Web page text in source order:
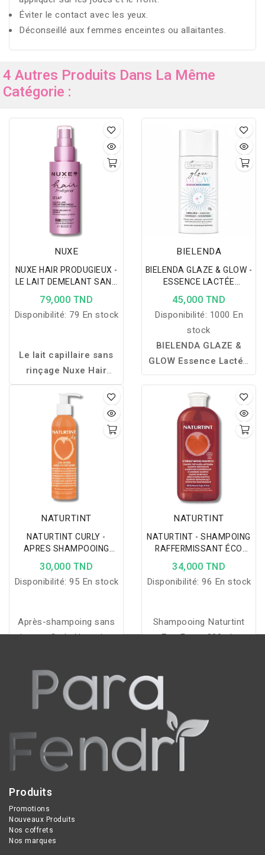
Éviter le contact avec les yeux.
Déconseillé aux femmes enceintes ou allaitantes.
4 Autres Produits Dans La Même
Catégorie :
NUXE
NUXE HAIR PRODUGIEUX -
LE LAIT DEMELANT SANS
RINCAGE 100ML
79,000 TND
Disponibilité: 79 En stock
Le lait capillaire sans
rinçage Nuxe Hair
Prodigieux hydrate,
démêle et protège les
cheveux sans les
alourdir, tout en
laissant un parfum
iconique et une
brillance naturelle.
BIELENDA
BIELENDA GLAZE & GLOW -
ESSENCE LACTÉE
HYDRATANTE ET
ILLUMINATRICE 120 ML
45,000 TND
Disponibilité: 1000 En
stock
BIELENDA GLAZE &
GLOW Essence Lactée
hydrate intensément,
lisse et illumine la peau
pour un effet glazed skin
éclatant et soyeux.
NATURTINT
NATURTINT CURLY -
APRES SHAMPOOING
SANS RINCAGE 200ML
30,000 TND
Disponibilité: 95 En stock
Après-shampoing sans
rinçage Curly Naturtint :
sublime les boucles,
réduit les frisottis et
apporte volume, force et
brillance aux cheveux
NATURTINT
NATURTINT - SHAMPOING
RAFFERMISSANT ÉCO
FORCE ANTI CHUTE 330ML
34,000 TND
Disponibilité: 96 En stock
Shampooing Naturtint
Eco Force 330ml :
cuir chevelu et renforce
densité et brillance des
Produits
Promotions
Nouveaux Produits
Nos coffrets
Nos marques